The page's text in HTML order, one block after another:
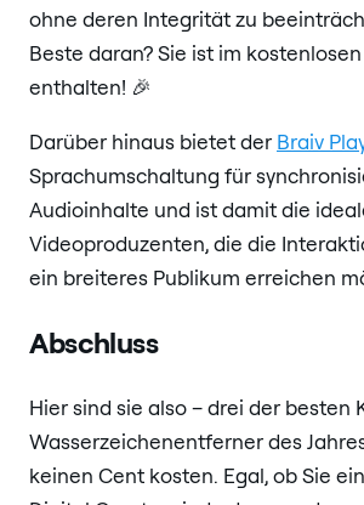
ohne deren Integrität zu
Beste daran? Sie ist im
enthalten! 🎉
Darüber hinaus bietet der Braiv
Sprachumschaltung für
Audioinhalte und ist damit die
Videoproduzenten, die die
ein breiteres Publikum erreichen
Abschluss
Hier sind sie also – drei der besten
Wasserzeichenentferner des
keinen Cent kosten. Egal, ob Sie